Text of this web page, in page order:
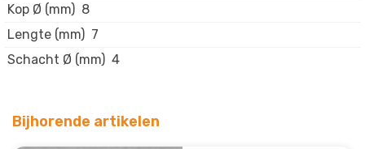
Kop Ø (mm) 8
Lengte (mm) 7
Schacht Ø (mm) 4
Bijhorende artikelen